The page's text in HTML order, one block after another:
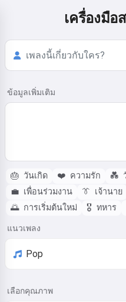
เครื่องมือ
ข้อมูลเพิ่มเติม
🎂 วันเกิด ❤️ ความรัก 💑
💼 เพื่อนร่วมงาน 👔 เจ้านาย
🌅 การเริ่มต้นใหม่ 🎖️ ทหาร
แนวเพลง
เลือกคุณภาพ